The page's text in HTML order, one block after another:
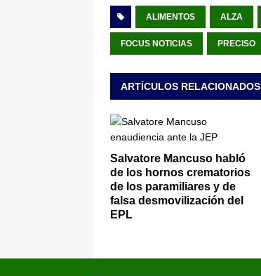
ALIMENTOS ALZA
FOCUS NOTICIAS PRECISO
ARTÍCULOS RELACIONADOS
Salvatore Mancuso habló
de los hornos crematorios
de los paramiliares y de
falsa desmovilización del
EPL